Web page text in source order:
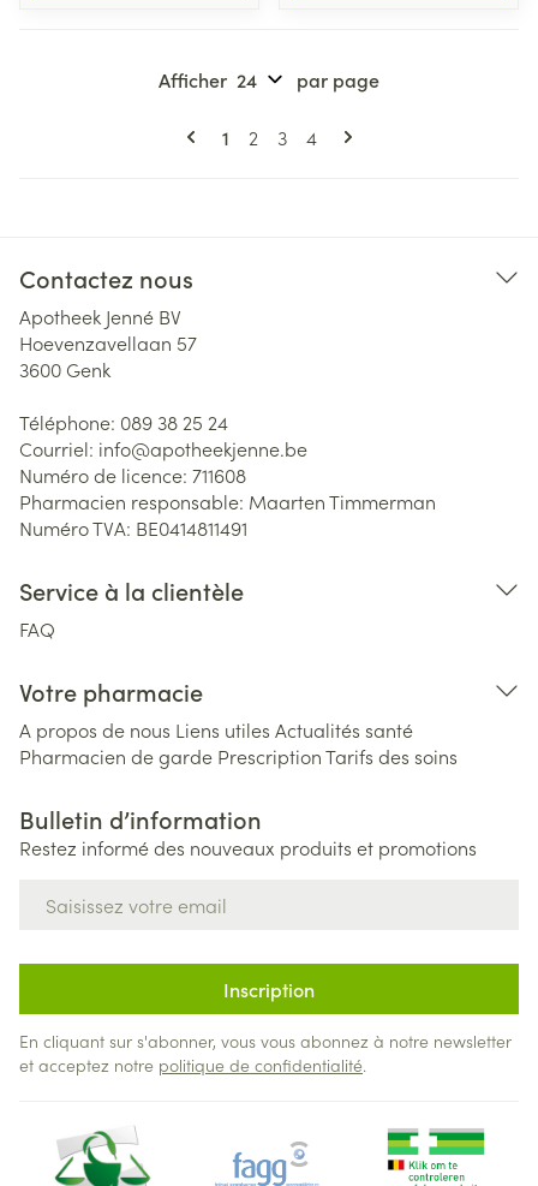
Pages
Vous lisez actuellement la page
1 Page
2 Page
3 Page
4
Afficher par page
Contactez nous
Apotheek Jenné BV
Hoevenzavellaan 57
3600 Genk
Téléphone: 089 38 25 24
Courriel: info@apotheekjenne.be
Numéro de licence: 711608
Pharmacien responsable: Maarten Timmerman
Numéro TVA: BE0414811491
Service à la clientèle
FAQ
Votre pharmacie
A propos de nous Liens utiles Actualités santé
Pharmacien de garde PrescriptionTarifs des soins
Bulletin d’information
Restez informé des nouveaux produits et promotions
Inscription
En cliquant sur s'abonner, vous vous abonnez à notre newsletter
et acceptez notre politique de confidentialité.